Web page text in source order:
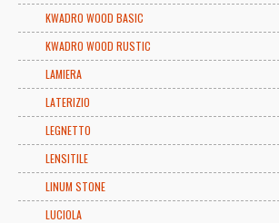
KWADRO WOOD BASIC
KWADRO WOOD RUSTIC
LAMIERA
LATERIZIO
LEGNETTO
LENSITILE
LINUM STONE
LUCIOLA